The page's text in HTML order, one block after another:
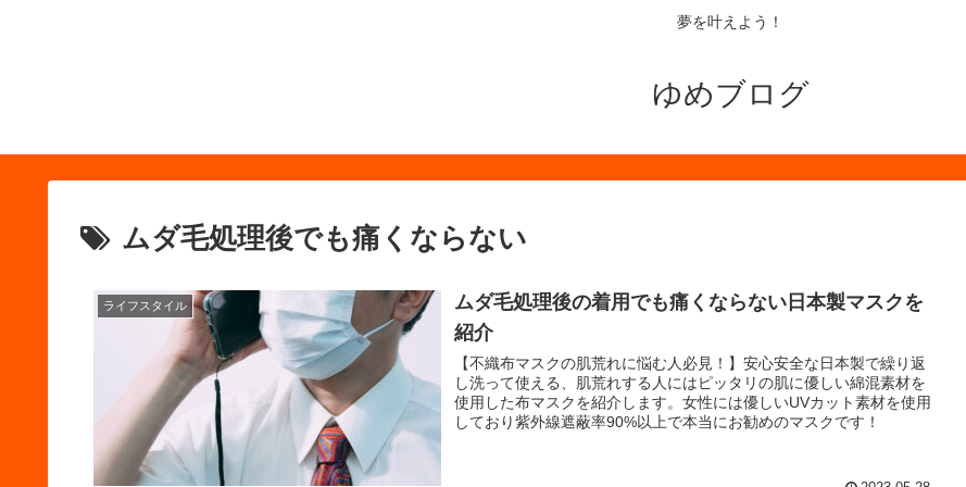
夢を叶えよう！
ゆめブログ
ムダ毛処理後でも痛くならない
ライフスタイル
ムダ毛処理後の着用でも痛くならない日本製マスクを
紹介
【不織布マスクの肌荒れに悩む人必見！】安心安全な日本製で繰り返
し洗って使える、肌荒れする人にはピッタリの肌に優しい綿混素材を
使用した布マスクを紹介します。女性には優しいUVカット素材を使用
しており紫外線遮蔽率90%以上で本当にお勧めのマスクです！